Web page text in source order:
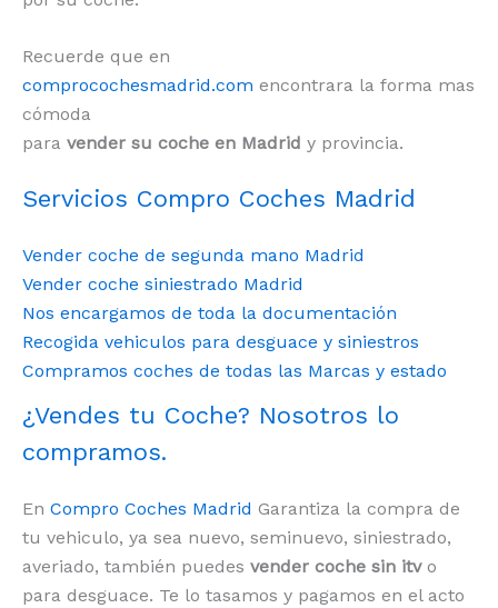
Recuerde que en
comprocochesmadrid.com encontrara la forma mas
cómoda
para vender su coche en Madrid y provincia.
Servicios Compro Coches Madrid
Vender coche de segunda mano Madrid
Vender coche siniestrado Madrid
Nos encargamos de toda la documentación
Recogida vehiculos para desguace y siniestros
Compramos coches de todas las Marcas y estado
¿Vendes tu Coche? Nosotros lo
compramos.
En Compro Coches Madrid Garantiza la compra de
tu vehiculo, ya sea nuevo, seminuevo, siniestrado,
averiado, también puedes vender coche sin itvo
para desguace. Te lo tasamos y pagamos en el acto